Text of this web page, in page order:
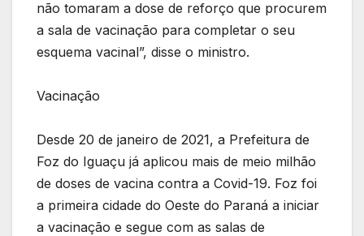
não tomaram a dose de reforço que procurem
a sala de vacinação para completar o seu
esquema vacinal”, disse o ministro.
Vacinação
Desde 20 de janeiro de 2021, a Prefeitura de
Foz do Iguaçu já aplicou mais de meio milhão
de doses de vacina contra a Covid-19. Foz foi
a primeira cidade do Oeste do Paraná a iniciar
a vacinação e segue com as salas de